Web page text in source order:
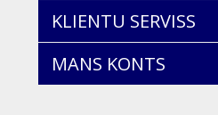
KLIENTU SERVISS
MANS KONTS